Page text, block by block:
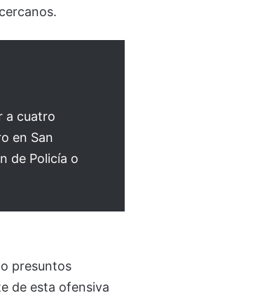
a cuatro
en San
de Policía o
presuntos
de esta ofensiva